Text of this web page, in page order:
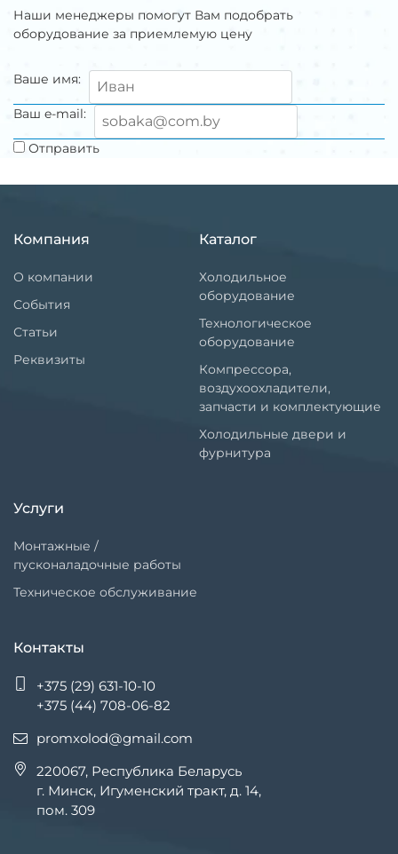
Наши менеджеры помогут Вам подобрать
оборудование за приемлемую цену
Ваше имя:
Ваш e-mail:
Отправить
Компания
О компании
События
Статьи
Реквизиты
Каталог
Холодильное
оборудование
Технологическое
оборудование
Компрессора,
воздухоохладители,
запчасти и комплектующие
Холодильные двери и
фурнитура
Услуги
Монтажные /
пусконаладочные работы
Техническое обслуживание
Контакты
+375 (29) 631-10-10
+375 (44) 708-06-82
promxolod@gmail.com
220067, Республика Беларусь
г. Минск, Игуменский тракт, д. 14,
пом. 309